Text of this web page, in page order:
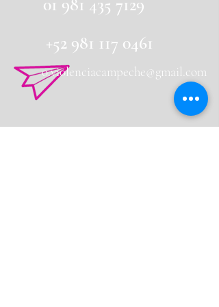
01 981 435 7129
+52 981 117 0461
o.violenciacampeche@gmail.com